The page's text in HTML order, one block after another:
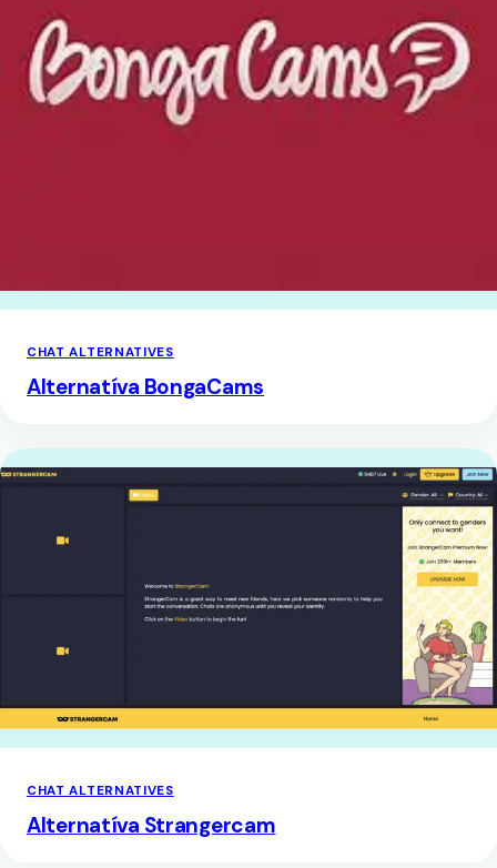
CHAT ALTERNATIVES
Alternatíva BongaCams
CHAT ALTERNATIVES
Alternatíva Strangercam